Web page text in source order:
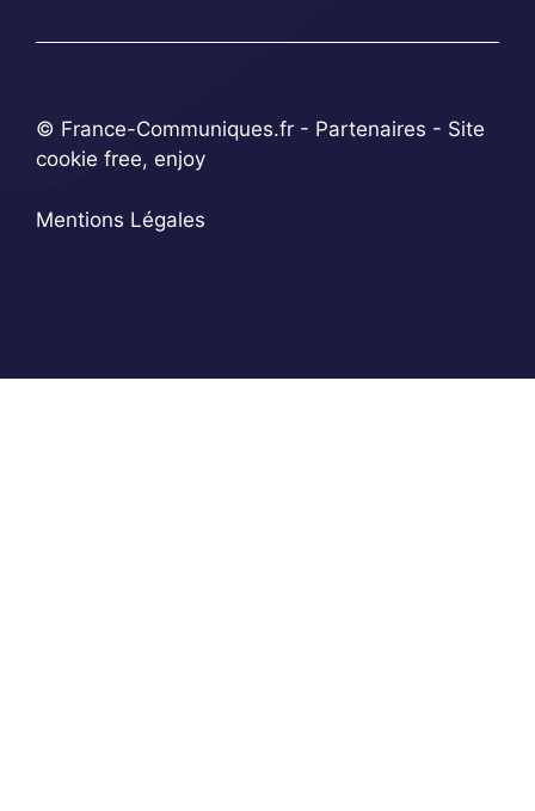
© France-Communiques.fr - Partenaires - Site
cookie free, enjoy
Mentions Légales